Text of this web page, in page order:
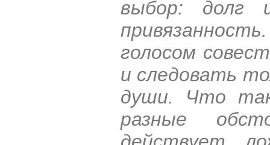
выбор: долг
голосом
и следовать
души. Что
разные